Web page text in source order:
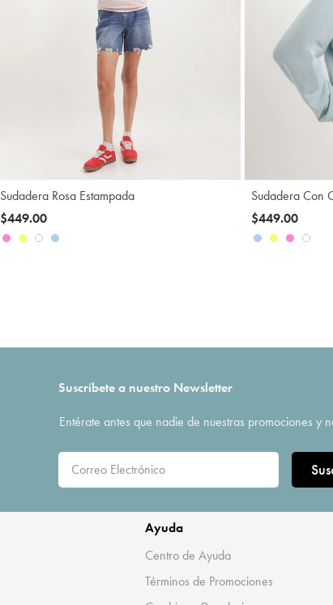
Sudadera Rosa Estampada
$449.00
Sudadera Con
$449.00
Suscríbete a nuestro Newsletter
Entérate antes que nadie de nuestras promociones y
Ayuda
Centro de Ayuda
Términos de Promociones